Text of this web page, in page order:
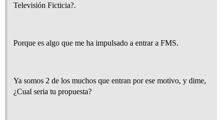
Televisión Ficticia?.
Porque es algo que me ha impulsado a entrar a FMS.
Ya somos 2 de los muchos que entran por ese motivo, y dime,
¿Cual seria tu propuesta?